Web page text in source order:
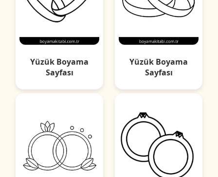
Yüzük Boyama
Sayfası
Yüzük Boyama
Sayfası